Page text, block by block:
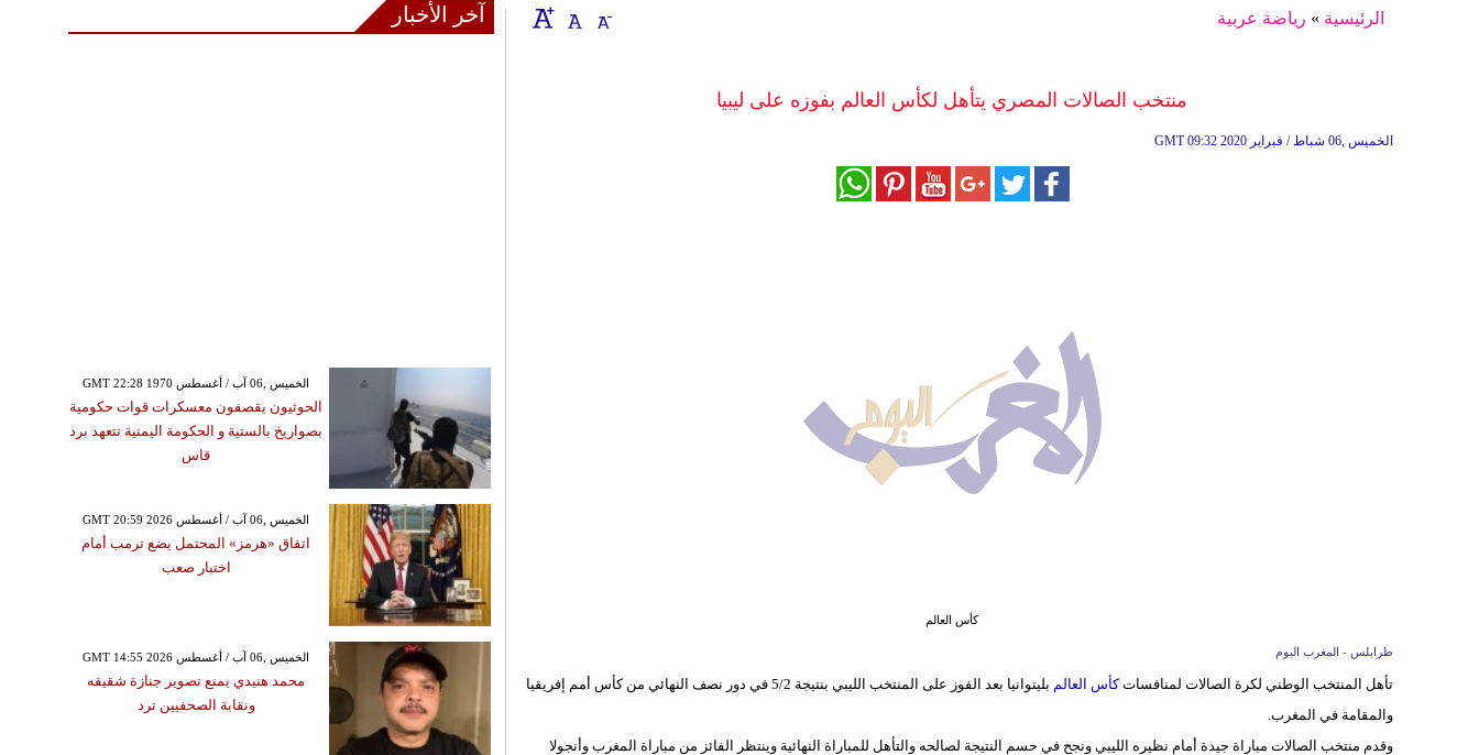
الرئيسية » رياضة عربية
منتخب الصالات المصري يتأهل لكأس العالم بفوزه على ليبيا
GMT 09:32 2020 الخميس ,06 شباط / فبراير
كأس العالم
طرابلس - المغرب اليوم
تأهل المنتخب الوطني لكرة الصالات لمنافساتكأس العالم
بليتوانيا بعد الفوز على المنتخب الليبي بنتيجة 5/2 في دور نصف النهائي من كأس أمم إفريقيا
والمقامة في المغرب.
وقدم منتخب الصالات مباراة جيدة أمام نظيره الليبي ونجح في حسم النتيجة لصالحه والتأهل للمباراة النهائية وينتظر الفائز من مباراة المغرب وأنجولا
آخر الأخبار
GMT 22:28 1970 الخميس ,06 آب / أغسطس
الحوثيون يقصفون معسكرات قوات حكومية
بصواريخ بالستية و الحكومة اليمنية تتعهد برد
قاس
GMT 20:59 2026 الخميس ,06 آب / أغسطس
اتفاق «هرمز» المحتمل يضع ترمب أمام
اختبار صعب
GMT 14:55 2026 الخميس ,06 آب / أغسطس
محمد هنيدي يمنع تصوير جنازة شقيقه
ونقابة الصحفيين ترد